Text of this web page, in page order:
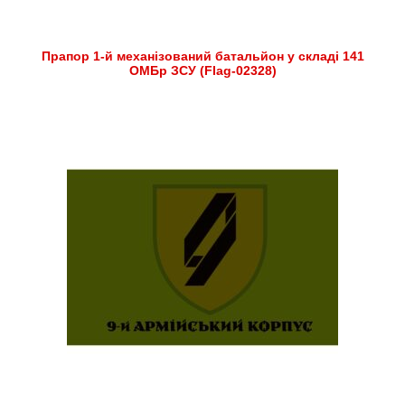
Прапор 1-й механізований батальйон у складі 141
ОМБр ЗСУ (Flag-02328)